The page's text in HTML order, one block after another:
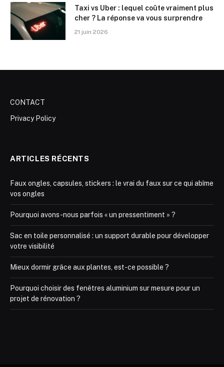
Taxi vs Uber : lequel coûte vraiment plus
cher ? La réponse va vous surprendre
21 juin 2026
CONTACT
Privacy Policy
ARTICLES RÉCENTS
Faux ongles, capsules, stickers : le vrai du faux sur ce qui abîme
vos ongles
Pourquoi avons-nous parfois « un pressentiment » ?
Sac en toile personnalisé : un support durable pour développer
votre visibilité
Mieux dormir grâce aux plantes, est-ce possible ?
Pourquoi choisir des fenêtres aluminium sur mesure pour un
projet de rénovation ?